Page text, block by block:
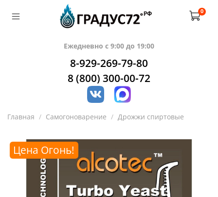
0
Ежедневно с 9:00 до 19:00
8-929-269-79-80
8 (800) 300-00-72
Главная Самогоноварение Дрожжи спиртовые
Цена Огонь!